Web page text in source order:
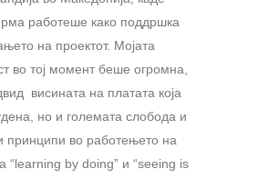
работеше како поддршка
на проектот. Мојата
во тој момент беше огромна,
висината на платата која
но и големата слобода и
принципи во работењето на
“learning by doing” и “seeing is